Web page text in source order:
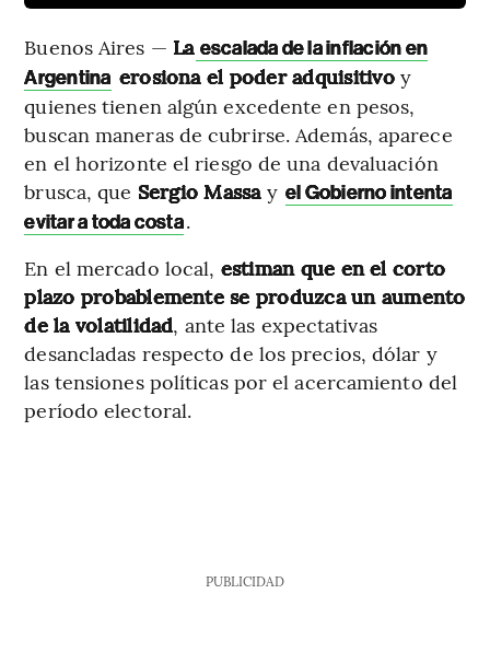
Buenos Aires — La escalada de la inflación en
Argentina erosiona el poder adquisitivoy
quienes tienen algún excedente en pesos,
buscan maneras de cubrirse. Además, aparece
en el horizonte el riesgo de una devaluación
brusca, que Sergio Massay el Gobierno intenta
evitar a toda costa.
En el mercado local, estiman que en el corto
plazo probablemente se produzca un aumento
de la volatilidad, ante las expectativas
desancladas respecto de los precios, dólar y
las tensiones políticas por el acercamiento del
período electoral.
PUBLICIDAD